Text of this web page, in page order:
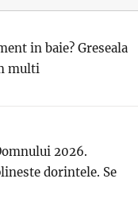
in baie? Greseala
multi
2026.
dorintele. Se